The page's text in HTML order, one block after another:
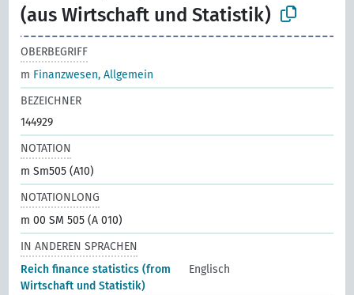
(aus Wirtschaft und Statistik)
OBERBEGRIFF
m Finanzwesen, Allgemein
BEZEICHNER
144929
NOTATION
m Sm505 (A10)
NOTATIONLONG
m 00 SM 505 (A 010)
IN ANDEREN SPRACHEN
Reich finance statistics (from
Wirtschaft und Statistik)
Englisch